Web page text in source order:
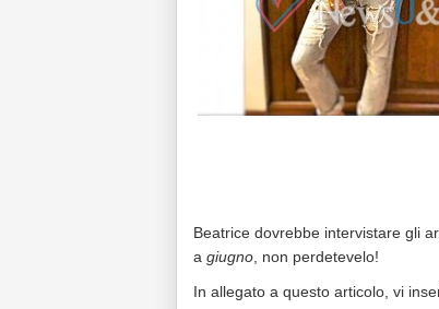
Beatrice dovrebbe intervistare gli
a giugno , non perdetevelo!
In allegato a questo articolo, vi